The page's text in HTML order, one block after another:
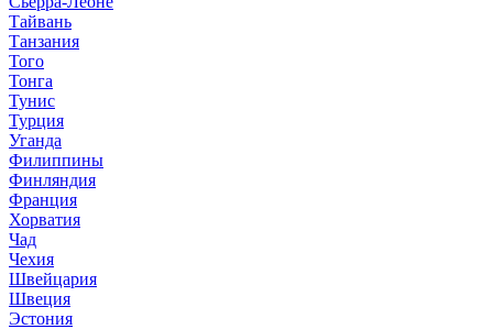
Тайвань
Танзания
Того
Тонга
Тунис
Турция
Уганда
Филиппины
Финляндия
Франция
Хорватия
Чад
Чехия
Швейцария
Швеция
Эстония